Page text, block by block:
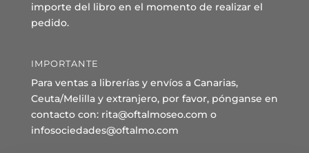
importe del libro en el momento de realizar el
pedido.
IMPORTANTE
Para ventas a librerías y envíos a Canarias,
Ceuta/Melilla y extranjero, por favor, pónganse en
contacto con: rita@oftalmoseo.com o
infosociedades@oftalmo.com